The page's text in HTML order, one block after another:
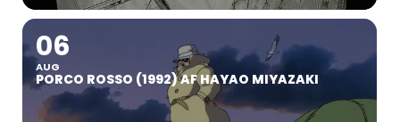
06
AUG
PORCO ROSSO (1992) AF HAYAO MIYAZAKI